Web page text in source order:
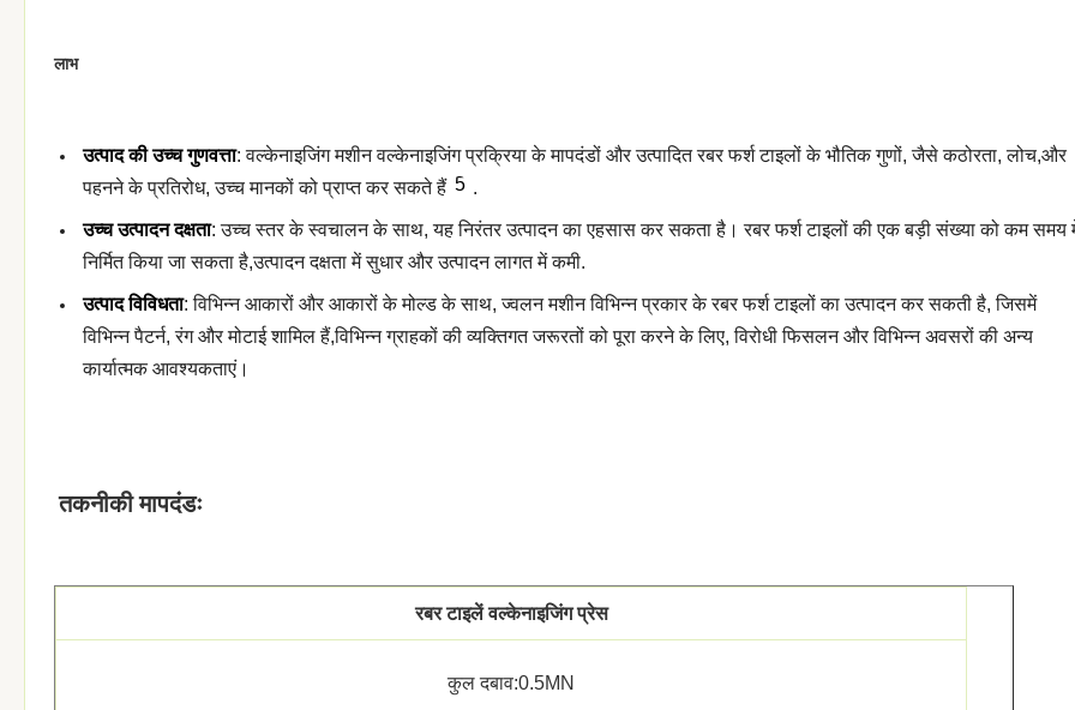
लाभ
उत्पाद की उच्च गुणवत्ता: वल्केनाइजिंग मशीन वल्केनाइजिंग प्रक्रिया के मापदंडों और उत्पादित रबर फर्श टाइलों के भौतिक गुणों, जैसे कठोरता, लोच,और
पहनने के प्रतिरोध, उच्च मानकों को प्राप्त कर सकते हैं 5 .
उच्च उत्पादन दक्षता: उच्च स्तर के स्वचालन के साथ, यह निरंतर उत्पादन का एहसास कर सकता है। रबर फर्श टाइलों की एक बड़ी संख्या को कम समय
निर्मित किया जा सकता है,उत्पादन दक्षता में सुधार और उत्पादन लागत में कमी.
उत्पाद विविधता: विभिन्न आकारों और आकारों के मोल्ड के साथ, ज्वलन मशीन विभिन्न प्रकार के रबर फर्श टाइलों का उत्पादन कर सकती है, जिसमें
विभिन्न पैटर्न, रंग और मोटाई शामिल हैं,विभिन्न ग्राहकों की व्यक्तिगत जरूरतों को पूरा करने के लिए, विरोधी फिसलन और विभिन्न अवसरों की अन्य
कार्यात्मक आवश्यकताएं।
तकनीकी मापदंडः
रबर टाइलें वल्केनाइजिंग प्रेस
कुल दबाव:0.5MN